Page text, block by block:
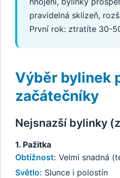
pravidelná sklizeň,
První rok: ztratíte 30-
Výběr bylinek
začátečníky
Nejsnazší bylinky
1. Pažitka
Obtížnost: Velmi snadná
Světlo: Slunce i polostín